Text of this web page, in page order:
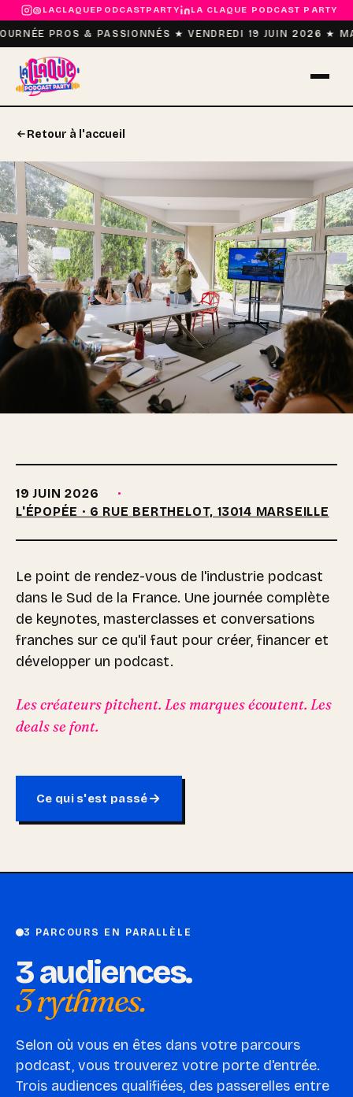
@LACLAQUEPODCASTPARTY LA CLAQUE PODCAST PARTY
PROS & PASSIONNÉS ★ VENDREDI 19 JUIN 2026 ★
Retour à l'accueil
Journée pro
&passionné·es.
19 JUIN 2026
L'ÉPOPÉE · 6 RUE BERTHELOT, 13014 MARSEILLE
Le point de rendez-vous de l'industrie podcast
dans le Sud de la France. Une journée complète
de keynotes, masterclasses et conversations
franches sur ce qu'il faut pour créer, financer et
développer un podcast.
Les créateurs pitchent. Les marques écoutent. Les
deals se font.
Ce qui s'est passé
3 PARCOURS EN PARALLÈLE
3 audiences.
3 rythmes.
Selon où vous en êtes dans votre parcours
podcast, vous trouverez votre porte d'entrée.
Trois audiences qualifiées, des passerelles entre